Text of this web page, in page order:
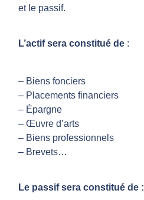
a
p
p
e
et le passif.
L’actif sera constitué de:
– Biens fonciers
– Placements financiers
– Épargne
– Œuvre d’arts
– Biens professionnels
– Brevets…
Le passif sera constitué de :